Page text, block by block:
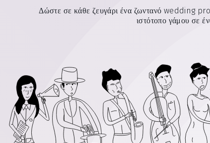
Δώστε σε κάθε ζευγάρι ένα ζωντανό wedding
ιστότοπο γάμου σε